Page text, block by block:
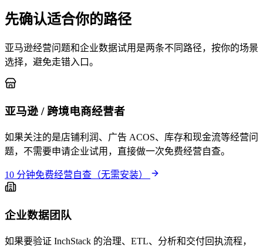
先确认适合你的路径
亚马逊经营问题和企业数据试用是两条不同路径，按你的场景
选择，避免走错入口。
亚马逊 / 跨境电商经营者
如果关注的是店铺利润、广告 ACOS、库存和现金流等经营问
题，不需要申请企业试用，直接做一次免费经营自查。
10 分钟免费经营自查（无需安装）
企业数据团队
如果要验证 InchStack 的治理、ETL、分析和交付回执流程，